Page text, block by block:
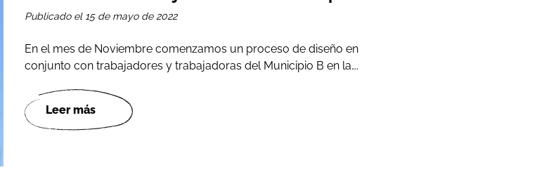
Publicado el 15 de mayo de 2022
En el mes de Noviembre comenzamos un proceso de diseño en
conjunto con trabajadores y trabajadoras del Municipio B en la….
Leer más